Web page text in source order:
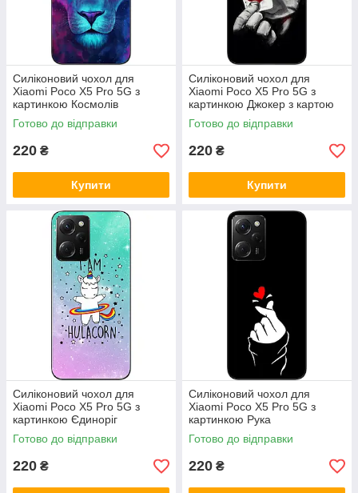
Силіконовий чохол для
Xiaomi Poco X5 Pro 5G з
картинкою Космолів
Готово до відправки
220 ₴
Купити
Силіконовий чохол для
Xiaomi Poco X5 Pro 5G з
картинкою Джокер з картою
Готово до відправки
220 ₴
Купити
Силіконовий чохол для
Xiaomi Poco X5 Pro 5G з
картинкою Єдиноріг
Готово до відправки
220 ₴
Силіконовий чохол для
Xiaomi Poco X5 Pro 5G з
картинкою Рука
Готово до відправки
220 ₴